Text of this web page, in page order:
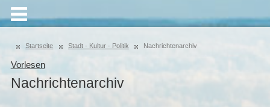
Startseite Stadt · Kultur · Politik Nachrichtenarchiv
Vorlesen
Nachrichtenarchiv